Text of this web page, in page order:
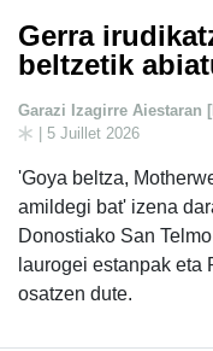
Gerra
beltzetik
Garazi Izagirre Aiestaran
| 5 Juillet 2026
'Goya beltza,
amildegi bat' izena
Donostiako San
laurogei estanpak eta
osatzen dute.